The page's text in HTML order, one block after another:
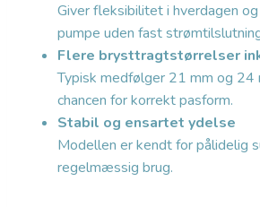
Giver fleksibilitet i hverdagen
pumpe uden fast
Flere brysttragtstørrelser
Typisk medfølger 21 mm og 24
chancen for korrekt pasform.
Stabil og ensartet ydelse
Modellen er kendt for pålidelig
regelmæssig brug.